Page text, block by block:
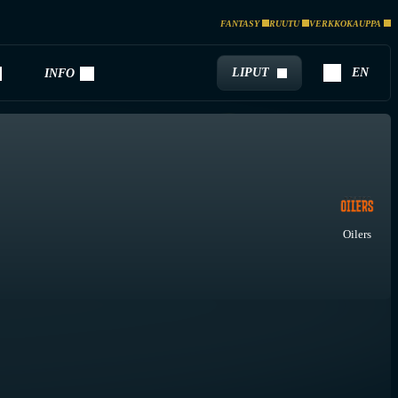
FANTASY RUUTU VERKKOKAUPPA
INFO LIPUT EN
Oilers